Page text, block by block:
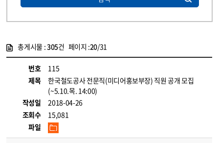
총게시물 :305건 페이지 :20/31
번호
115
제목
한국철도공사 전문직(미디어홍보부장) 직원 공개 모집
(~5.10.목. 14:00)
작성일
2018-04-26
조회수
15,081
파일